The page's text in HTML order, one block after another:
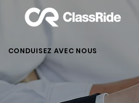
CONDUISEZ AVEC NOUS